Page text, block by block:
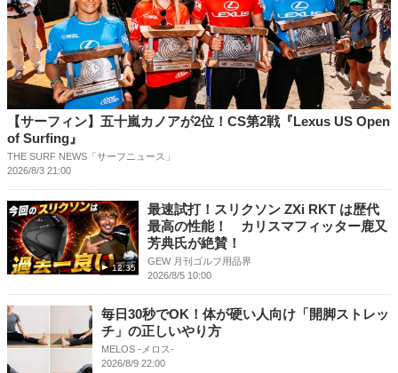
【サーフィン】五十嵐カノアが2位！CS第2戦『Lexus US Open
of Surfing』
THE SURF NEWS「サーフニュース」
2026/8/3 21:00
12:35
最速試打！スリクソン ZXi RKT は歴代
最高の性能！ カリスマフィッター鹿又
芳典氏が絶賛！
GEW 月刊ゴルフ用品界
2026/8/5 10:00
毎日30秒でOK！体が硬い人向け「開脚ストレッ
チ」の正しいやり方
MELOS -メロス-
2026/8/9 22:00